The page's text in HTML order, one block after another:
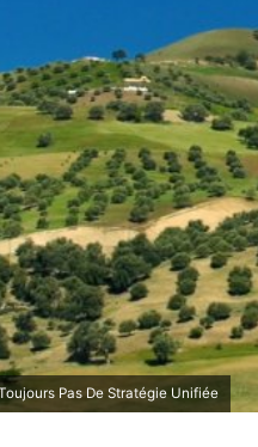
Pas De Stratégie Unifiée